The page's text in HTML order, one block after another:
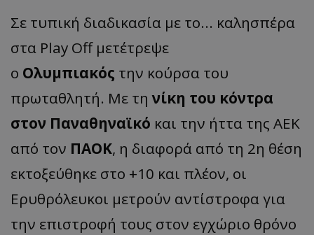
Σε τυπική διαδικασία με το... καλησπέρα
στα Play Off μετέτρεψε
ο Ολυμπιακός την κούρσα του
πρωταθλητή. Με τηνίκη του κόντρα
στον Παναθηναϊκό και την ήττα της ΑΕΚ
από τον ΠΑΟΚ, η διαφορά από τη 2η θέση
εκτοξεύθηκε στο +10 και πλέον, οι
Ερυθρόλευκοι μετρούν αντίστροφα για
την επιστροφή τους στον εγχώριο θρόνο